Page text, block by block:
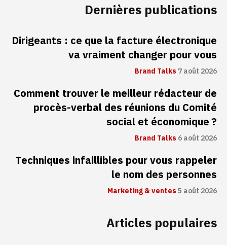
Dernières publications
Dirigeants : ce que la facture électronique
va vraiment changer pour vous
Brand Talks7 août 2026
Comment trouver le meilleur rédacteur de
procès-verbal des réunions du Comité
social et économique ?
Brand Talks6 août 2026
Techniques infaillibles pour vous rappeler
le nom des personnes
Marketing & ventes5 août 2026
Articles populaires